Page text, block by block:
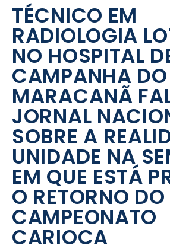
TÉCNICO EM
RADIOLOGIA
NO HOSPITAL
CAMPANHA DO
MARACANÃ
JORNAL
SOBRE A
UNIDADE NA
EM QUE ESTÁ
O RETORNO DO
CAMPEONATO
CARIOCA